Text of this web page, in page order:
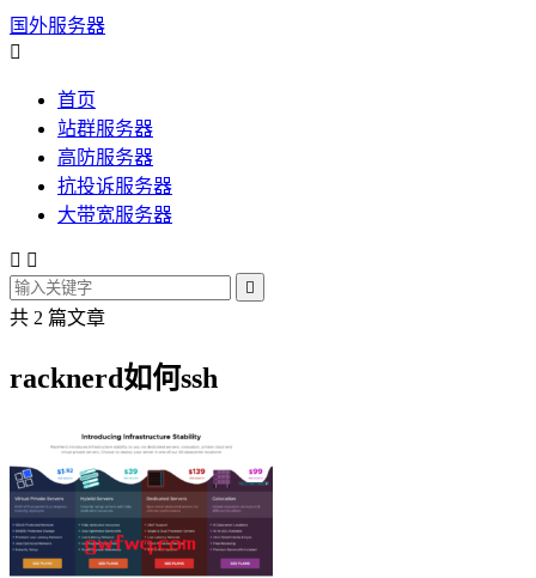
国外服务器

首页
站群服务器
高防服务器
抗投诉服务器
大带宽服务器
 

共 2 篇文章
racknerd如何ssh